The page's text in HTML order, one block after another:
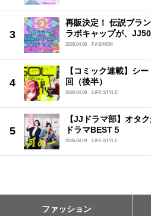
再販決定！ 伝説ブラ
ラボキャップが、
2026.04.06 FASHION
【コミック連載】シ
回（後半）
2026.04.09 LIFE STYLE
【JJドラマ部】オタ
ドラマBEST５
2026.04.09 LIFE STYLE
ファッション